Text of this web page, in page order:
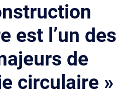
est l’un des
de
circulaire »